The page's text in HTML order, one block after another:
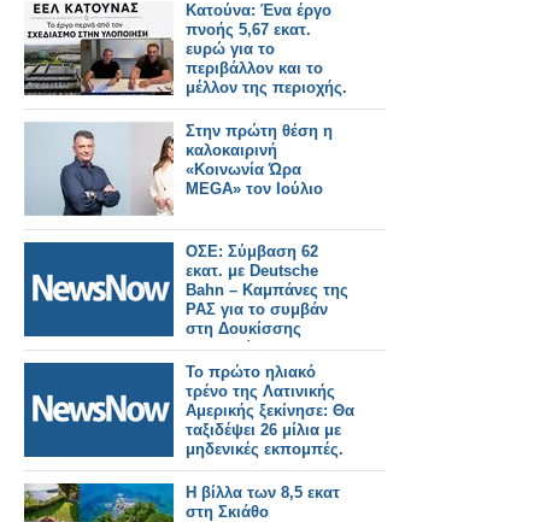
Κατούνα: Ένα έργο
πνοής 5,67 εκατ.
ευρώ για το
περιβάλλον και το
μέλλον της περιοχής.
Στην πρώτη θέση η
καλοκαιρινή
«Κοινωνία Ώρα
MEGA» τον Ιούλιο
ΟΣΕ: Σύμβαση 62
εκατ. με Deutsche
Bahn – Καμπάνες της
ΡΑΣ για το συμβάν
στη Δουκίσσης
Πλακεντίας.
Το πρώτο ηλιακό
τρένο της Λατινικής
Αμερικής ξεκίνησε: Θα
ταξιδέψει 26 μίλια με
μηδενικές εκπομπές.
Η βίλλα των 8,5 εκατ
στη Σκιάθο